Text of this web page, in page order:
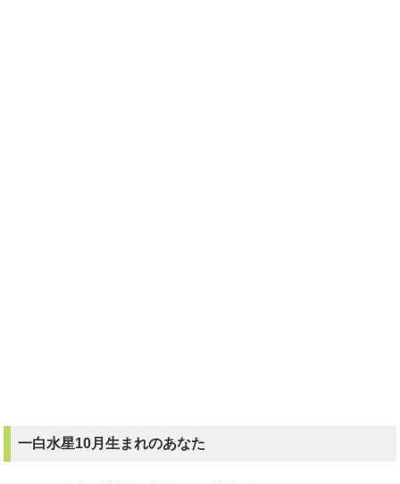
一白水星10月生まれのあなた